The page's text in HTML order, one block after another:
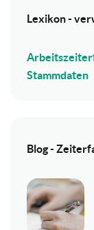
Lexikon -
Stammdaten
Blog -